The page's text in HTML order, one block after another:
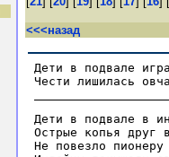
<<<назад
Дети в подвале
Дети в подвале в
Острые копья друг
Не повезло